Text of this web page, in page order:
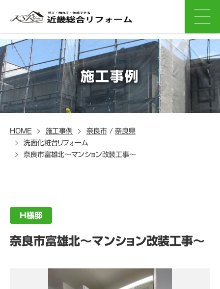
施工事例
HOME 施工事例 奈良市/奈良県
洗面化粧台リフォーム
奈良市富雄北～マンション改装工事～
H様邸
奈良市富雄北～マンション改装工事～